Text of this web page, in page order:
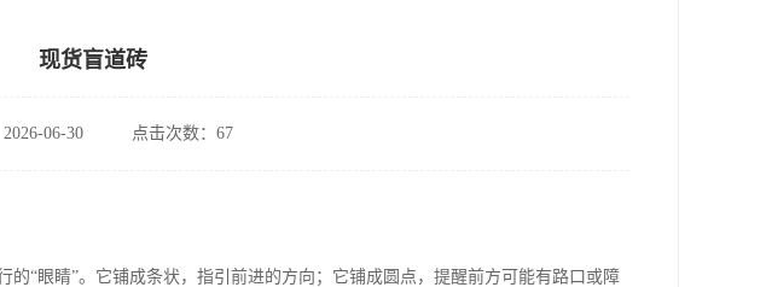
现货盲道砖
06-30 点击次数：67
“眼睛”。它铺成条状，指引前进的方向；它铺成圆点，提醒前方可能有路口或障